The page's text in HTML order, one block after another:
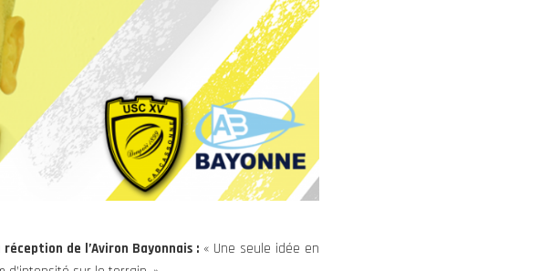
de l’Aviron Bayonnais : « Une seule idée en